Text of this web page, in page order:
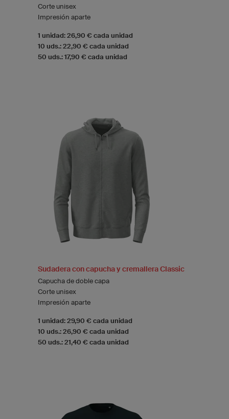
Corte unisex
Impresión aparte
1 unidad: 26,90 € cada unidad
10 uds.: 22,90 € cada unidad
50 uds.: 17,90 € cada unidad
Sudadera con capucha y cremallera Classic
Capucha de doble capa
Corte unisex
Impresión aparte
1 unidad: 29,90 € cada unidad
10 uds.: 26,90 € cada unidad
50 uds.: 21,40 € cada unidad